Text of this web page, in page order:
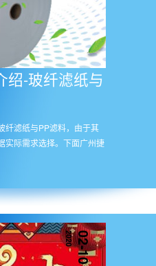
绍-玻纤滤纸与
纤滤纸与PP滤料，由于其
实际需求选择。下面广州捷
02-10
2020